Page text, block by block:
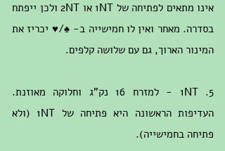
אינו מתאים לפתיחה של 1NT או 2NT ולכן ייפתח
בסדרה. מאחר ואין לו חמישייה ב- ♠/♥ יכריז את
המינור הארוך, גם עם שלושה קלפים.
5. 1NT - למזרח 16 נק"ג וחלוקה מאוזנת.
העדיפות הראשונה היא פתיחה של 1NT (ולא
פתיחה בחמישייה).